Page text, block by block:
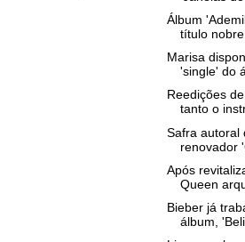
Álbum
título
Marisa
'single' do
Reedições
tanto o
Safra autoral
renovador
Após
Queen
Bieber já
álbum,